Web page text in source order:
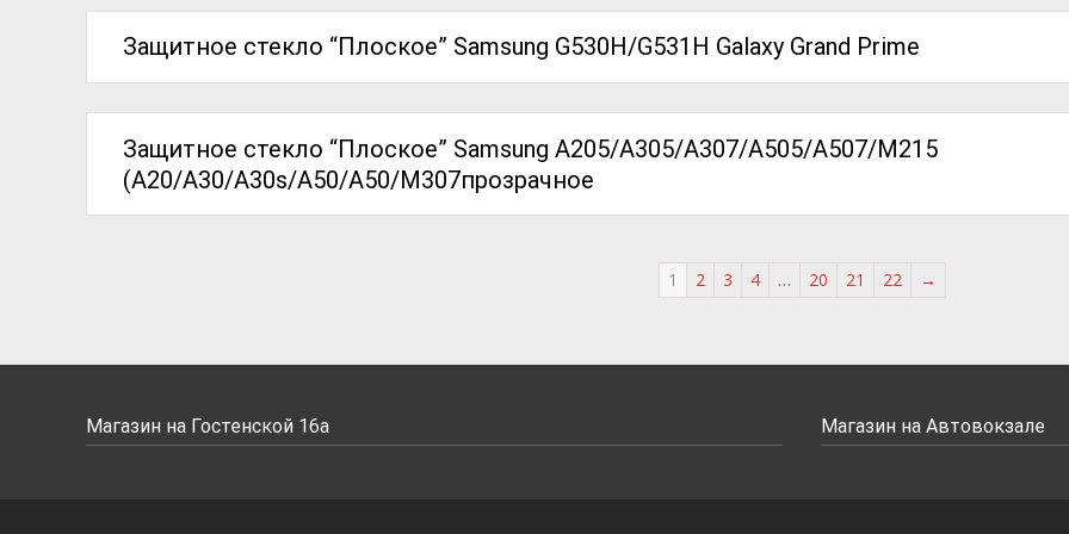
Защитное стекло “Плоское” Samsung A205/A305/A307/A505/A507/M215
(A20/A30/A30s/A50/A50/M307прозрачное
Защитное стекло “Плоское” Samsung G530H/G531H Galaxy Grand Prime
1 2 3 4 … 20 21 22 →
Магазин на Гостенской 16а Магазин на Автовокзале